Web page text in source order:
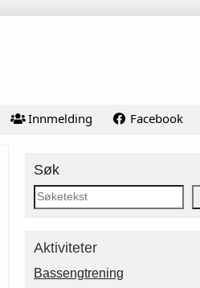
Innmelding Facebook
Søk
Aktiviteter
Bassengtrening